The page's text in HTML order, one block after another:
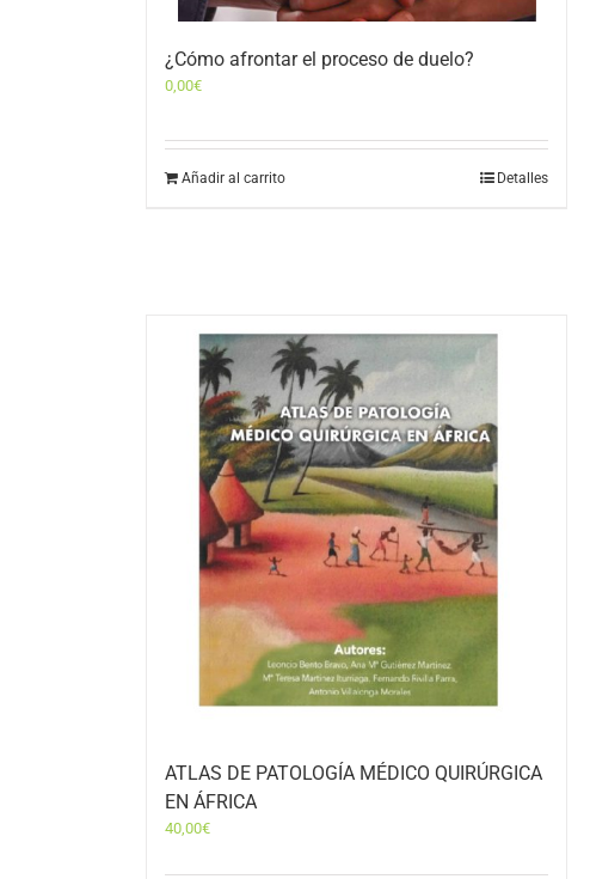
¿Cómo afrontar el proceso de duelo?
0,00€
Añadir al carrito Detalles
ATLAS DE PATOLOGÍA MÉDICO QUIRÚRGICA
EN ÁFRICA
40,00€